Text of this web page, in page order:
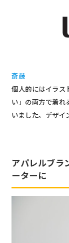
斎藤
個人的にはイラス
い」の両方で着
いました。デザイ
アパレルブラ
ーターに